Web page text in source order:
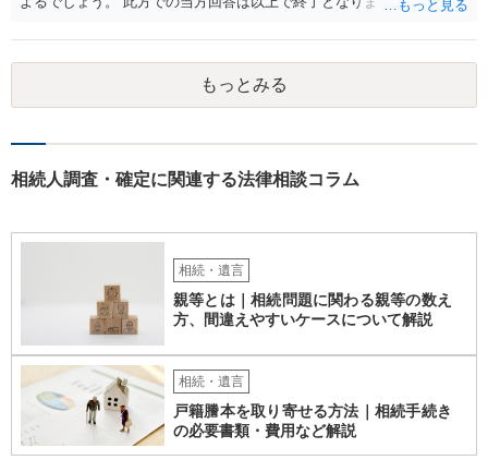
もっとみる
相続人調査・確定に関連する法律相談コラム
相続・遺言
親等とは｜相続問題に関わる親等の数え
方、間違えやすいケースについて解説
相続・遺言
戸籍謄本を取り寄せる方法｜相続手続き
の必要書類・費用など解説